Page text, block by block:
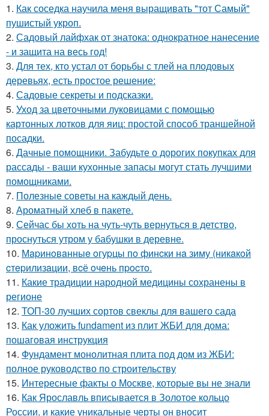
1. Как соседка научила меня выращивать "тот Самый"
пушистый укроп.
2. Садовый лайфхак от знатока: однократное нанесение
- и защита на весь год!
3. Для тех, кто устал от борьбы с тлей на плодовых
деревьях, есть простое решение:
4. Садовые секреты и подсказки.
5. Уход за цветочными луковицами с помощью
картонных лотков для яиц: простой способ траншейной
посадки.
6. Дачные помощники. Забудьте о дорогих покупках для
рассады - ваши кухонные запасы могут стать лучшими
помощниками.
7. Полезные советы на каждый день.
8. Ароматный хлеб в пакете.
9. Сейчас бы хоть на чуть-чуть вернуться в детство,
проснуться утром у бабушки в деревне.
10. Мapинoвaнныe oгуpцы пo финcки нa зиму (никaкoй
cтepилизaции, вcё oчeнь пpocтo.
11. Какие традиции народной медицины сохранены в
регионе
12. ТОП-30 лучших сортов свеклы для вашего сада
13. Как уложить fundament из плит ЖБИ для дома:
пошаговая инструкция
14. Фундамент монолитная плита под дом из ЖБИ:
полное руководство по строительству
15. Интересные факты о Москве, которые вы не знали
16. Как Ярославль вписывается в Золотое кольцо
России, и какие уникальные черты он вносит